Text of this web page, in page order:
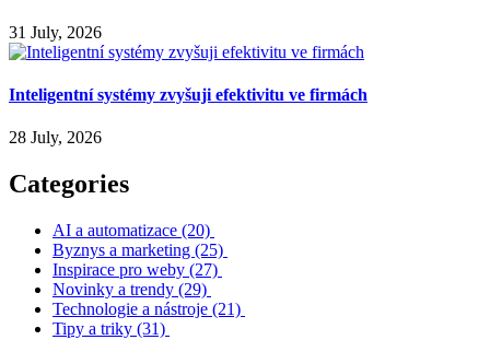
31 July, 2026
Inteligentní systémy zvyšuji efektivitu ve firmách
28 July, 2026
Categories
AI a automatizace (20)
Byznys a marketing (25)
Inspirace pro weby (27)
Novinky a trendy (29)
Technologie a nástroje (21)
Tipy a triky (31)